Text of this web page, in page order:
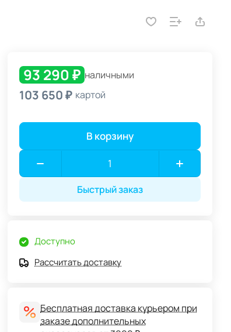
93 290 ₽ наличными
103 650 ₽ картой
В корзину
Быстрый заказ
Доступно
Рассчитать доставку
Бесплатная доставка курьером при
заказе дополнительных